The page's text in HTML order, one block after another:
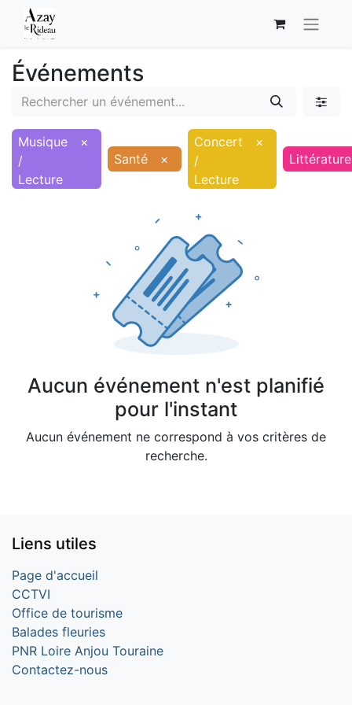
Événements
Musique
/
Lecture
×
Santé
×
Concert
/
Lecture
×
Littérature
Aucun événement n'est planifié
pour l'instant
Aucun événement ne correspond à vos critères de
recherche.
Liens utiles
Page d'accueil
CCTVI
Office de tourisme
Balades fleuries
PNR Loire Anjou Touraine
Contactez-nous